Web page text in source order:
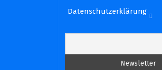
Datenschutzerklärung